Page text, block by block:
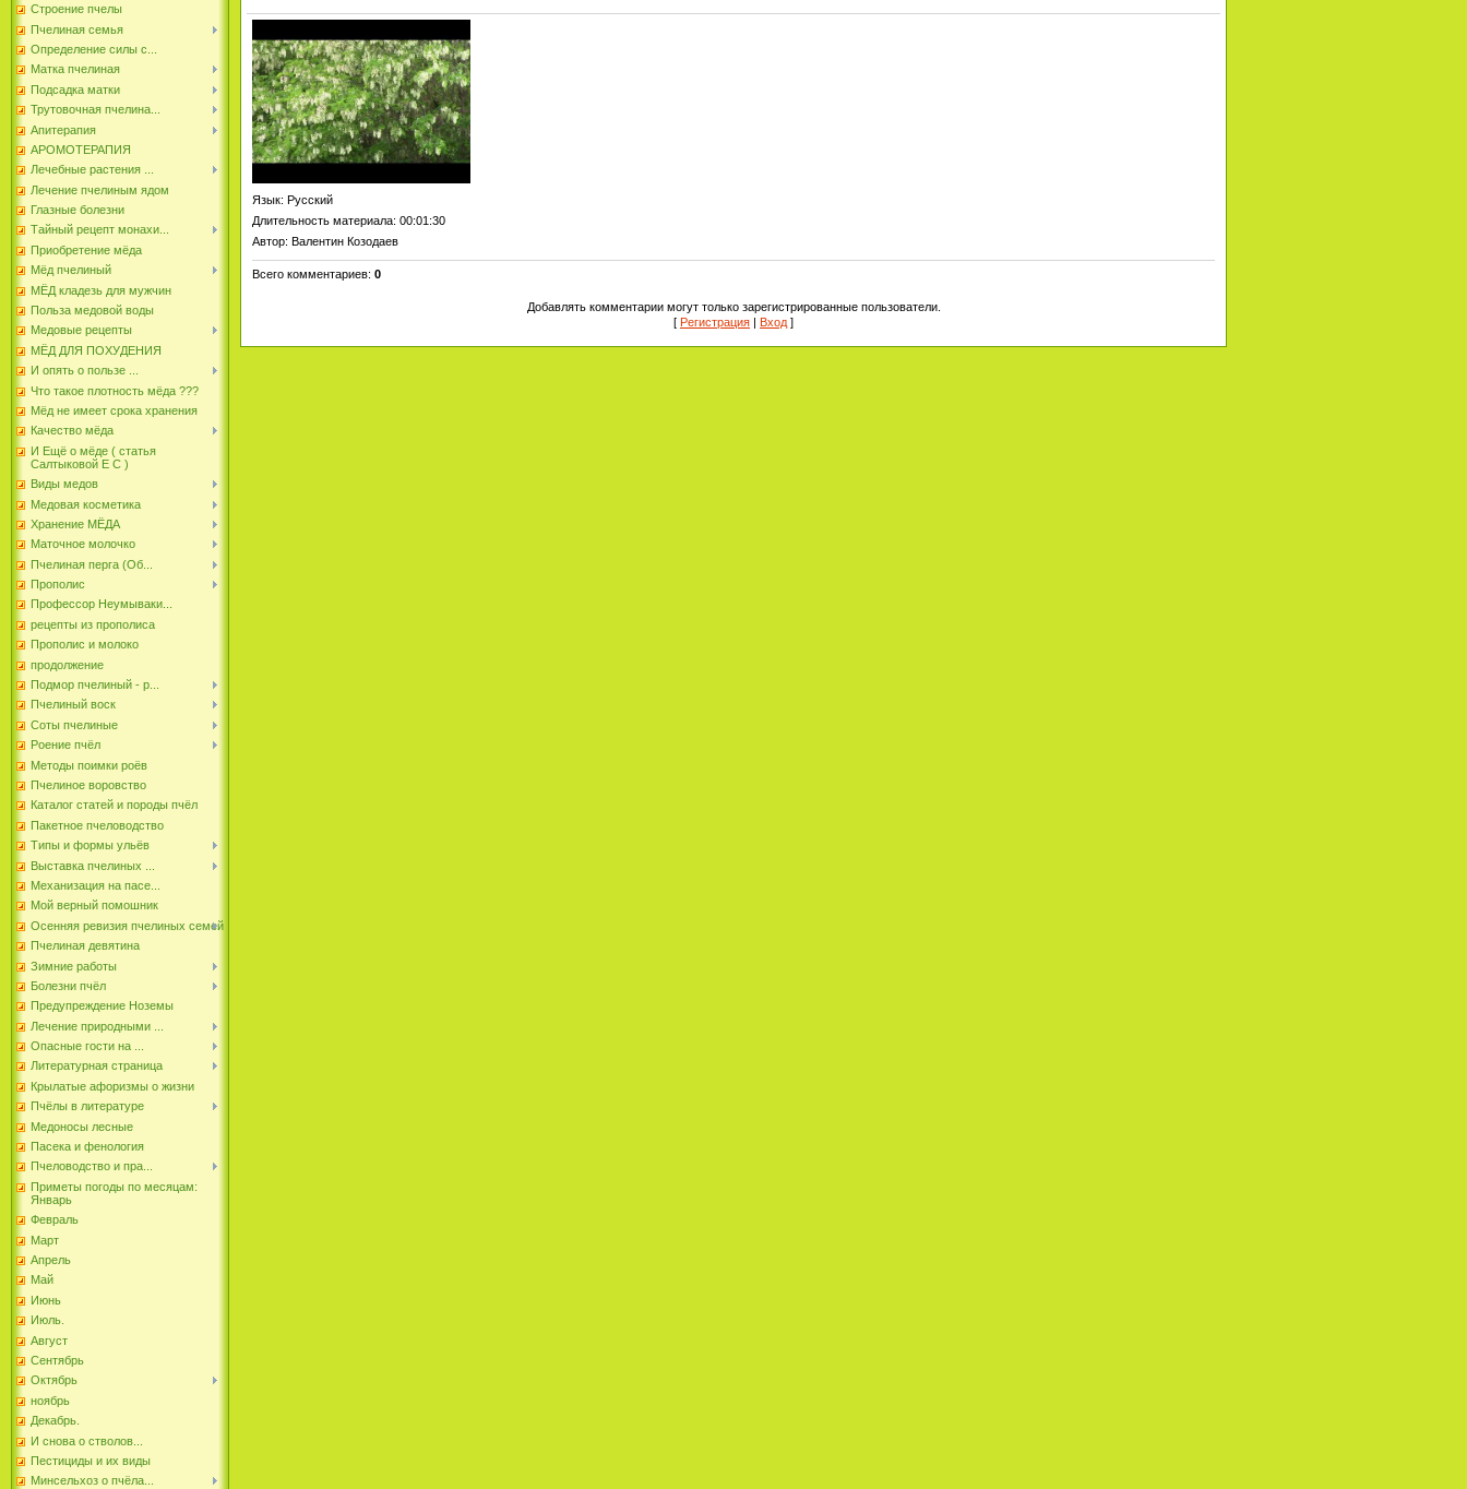
Строение пчелы
Пчелиная семья
Определение силы с...
Матка пчелиная
Подсадка матки
Трутовочная пчелина...
Апитерапия
АРОМОТЕРАПИЯ
Лечебные растения ...
Лечение пчелиным ядом
Глазные болезни
Тайный рецепт монахи...
Приобретение мёда
Мёд пчелиный
МЁД кладезь для мужчин
Польза медовой воды
Медовые рецепты
МЁД ДЛЯ ПОХУДЕНИЯ
И опять о пользе ...
Что такое плотность мёда ???
Мёд не имеет срока хранения
Качество мёда
И Ещё о мёде ( статья
Салтыковой Е С )
Виды медов
Медовая косметика
Хранение МЁДА
Маточное молочко
Пчелиная перга (Об...
Прополис
Профессор Неумываки...
рецепты из прополиса
Прополис и молоко
продолжение
Подмор пчелиный - р...
Пчелиный воск
Соты пчелиные
Роение пчёл
Методы поимки роёв
Пчелиное воровство
Каталог статей и породы пчёл
Пакетное пчеловодство
Типы и формы ульёв
Выставка пчелиных ...
Механизация на пасе...
Мой верный помошник
Осенняя ревизия пчелиных семей
Пчелиная девятина
Зимние работы
Болезни пчёл
Предупреждение Ноземы
Лечение природными ...
Опасные гости на ...
Литературная страница
Крылатые афоризмы о жизни
Пчёлы в литературе
Медоносы лесные
Пасека и фенология
Пчеловодство и пра...
Приметы погоды по месяцам:
Январь
Февраль
Март
Апрель
Май
Июнь
Июль.
Август
Сентябрь
Октябрь
ноябрь
Декабрь.
И снова о стволов...
Пестициды и их виды
Минсельхоз о пчёла...
Язык: Русский
Длительность материала: 00:01:30
Автор: Валентин Козодаев
Всего комментариев: 0
Добавлять комментарии могут только зарегистрированные пользователи.
[ Регистрация | Вход ]